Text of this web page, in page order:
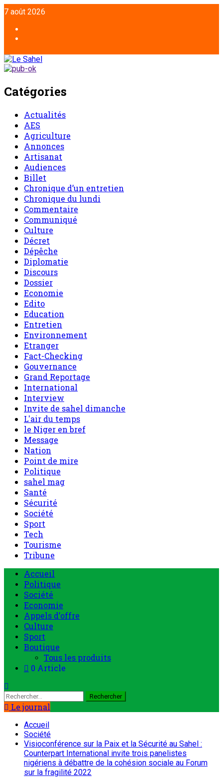
7 août 2026
Catégories
Actualités
AES
Agriculture
Annonces
Artisanat
Audiences
Billet
Chronique d’un entretien
Chronique du lundi
Commentaire
Communiqué
Culture
Décret
Dépêche
Diplomatie
Discours
Dossier
Economie
Edito
Education
Entretien
Environnement
Etranger
Fact-Checking
Gouvernance
Grand Reportage
International
Interview
Invite de sahel dimanche
L'air du temps
le Niger en bref
Message
Nation
Point de mire
Politique
sahel mag
Santé
Sécurité
Société
Sport
Tech
Tourisme
Tribune
Accueil
Politique
Société
Economie
Appels d’offre
Culture
Sport
Boutique
Tous les produits
0 Article
Le journal
Accueil
Société
Visioconférence sur la Paix et la Sécurité au Sahel :
Counterpart International invite trois panelistes
nigériens à débattre de la cohésion sociale au Forum
sur la fragilité 2022